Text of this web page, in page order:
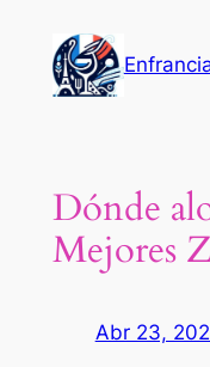
contenido
Dónde
Mejores
Abr 23,